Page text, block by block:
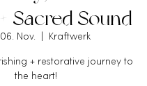
Sacred Sound
Nov. Kraftwerk
+ restorative journey to
the heart!